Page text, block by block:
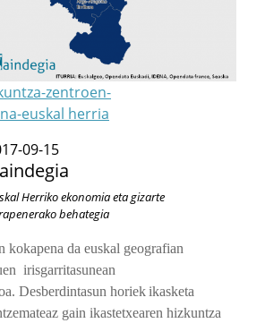
zentroen-
euskal herria
09-15
Herriko ekonomia eta gizarte
behategia
kokapena da euskal geografian
irisgarritasunean
. Desberdintasun horiekikasketa
gain ikastetxearen hizkuntza